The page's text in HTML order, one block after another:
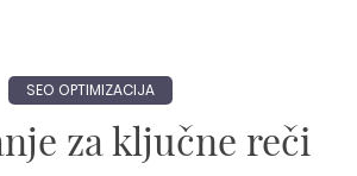
SEO OPTIMIZACIJA
za ključne reči